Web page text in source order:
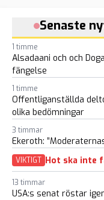
Senaste
1 timme
Alsadaani och och
fängelse
1 timme
Offentliganställda
olika bedömningar
3 timmar
Ekeroth:
VIKTIGT Hot ska inte
13 timmar
USA:s senat röstar